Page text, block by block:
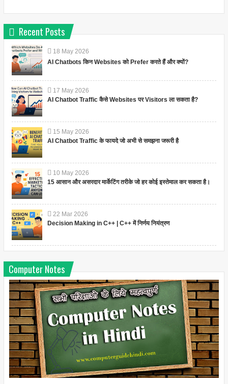
Recent Posts
18 May 2026
AI Chatbots किन Websites को Prefer करते हैं और क्यों?
17 May 2026
AI Chatbot Traffic कैसे Websites पर Visitors ला सकता है?
15 May 2026
AI Chatbot Traffic के फायदे जो अभी से समझना जरूरी है
10 May 2026
15 आसान और असरदार मार्केटिंग तरीके जो हर कोई इस्तेमाल कर सकता है।
22 Mar 2026
Decision Making in C++ | C++ में निर्णय नियंत्रण
Computer Notes